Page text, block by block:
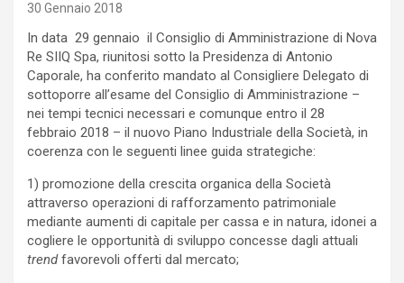
30 Gennaio 2018
In data 29 gennaio il Consiglio di Amministrazione di Nova
Re SIIQ Spa, riunitosi sotto la Presidenza di Antonio
Caporale, ha conferito mandato al Consigliere Delegato di
sottoporre all’esame del Consiglio di Amministrazione –
nei tempi tecnici necessari e comunque entro il 28
febbraio 2018 – il nuovo Piano Industriale della Società, in
coerenza con le seguenti linee guida strategiche:
1) promozione della crescita organica della Società
attraverso operazioni di rafforzamento patrimoniale
mediante aumenti di capitale per cassa e in natura, idonei a
cogliere le opportunità di sviluppo concesse dagli attuali
trendfavorevoli offerti dal mercato;